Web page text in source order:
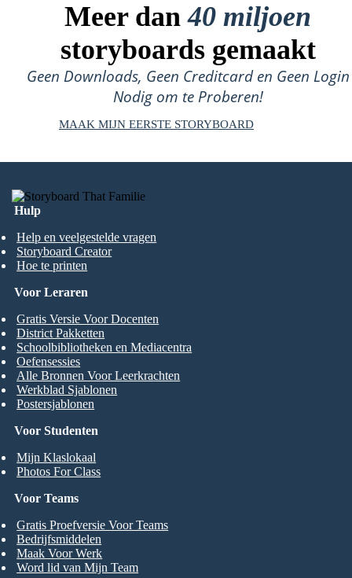
Meer dan40 miljoen
storyboards gemaakt
Geen Downloads, Geen Creditcard en Geen Login
Nodig om te Proberen!
MAAK MIJN EERSTE STORYBOARD
Hulp
Help en veelgestelde vragen
Storyboard Creator
Hoe te printen
Voor Studenten
Mijn Klaslokaal
Photos For Class
Voor Leraren
Gratis Versie Voor Docenten
District Pakketten
Schoolbibliotheken en Mediacentra
Oefensessies
Alle Bronnen Voor Leerkrachten
Werkblad Sjablonen
Postersjablonen
Voor Teams
Gratis Proefversie Voor Teams
Bedrijfsmiddelen
Maak Voor Werk
Word lid van Mijn Team